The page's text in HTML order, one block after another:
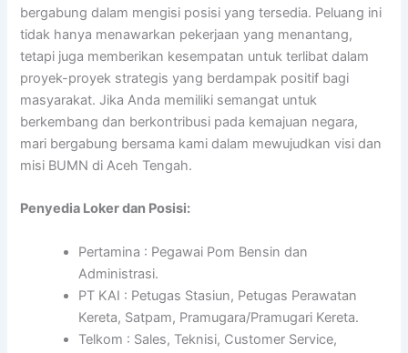
bergabung dalam mengisi posisi yang tersedia. Peluang ini
tidak hanya menawarkan pekerjaan yang menantang,
tetapi juga memberikan kesempatan untuk terlibat dalam
proyek-proyek strategis yang berdampak positif bagi
masyarakat. Jika Anda memiliki semangat untuk
berkembang dan berkontribusi pada kemajuan negara,
mari bergabung bersama kami dalam mewujudkan visi dan
misi BUMN di Aceh Tengah.
Penyedia Loker dan Posisi:
Pertamina : Pegawai Pom Bensin dan
Administrasi.
PT KAI : Petugas Stasiun, Petugas Perawatan
Kereta, Satpam, Pramugara/Pramugari Kereta.
Telkom : Sales, Teknisi, Customer Service,